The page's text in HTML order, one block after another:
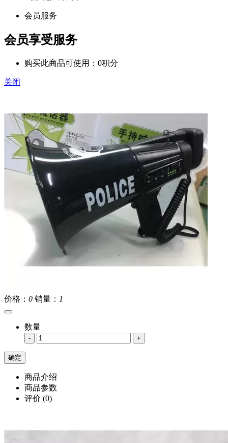
会员服务
会员享受服务
购买此商品可使用：0积分
关闭
价格： 0 销量： 1
数量
- +
商品介绍
商品参数
评价 (0)